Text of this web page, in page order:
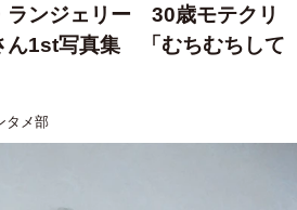
ランジェリー 30歳モテクリ
ん1st写真集 「むちむちして
タメ部